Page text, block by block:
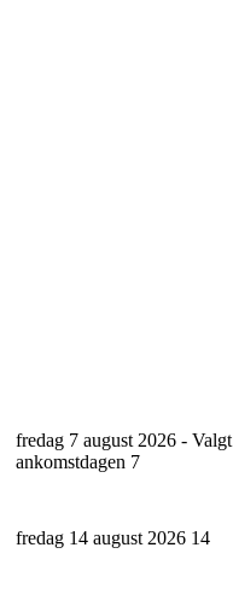
fredag 7 august 2026 - Valgt
ankomstdagen 7
fredag 14 august 2026 14